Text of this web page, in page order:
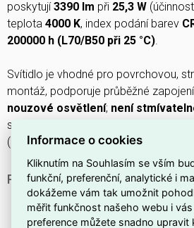
poskytují3390 lm při 25,3 W (účinnost
teplota 4000 K, index podání barev
200000 h (L70/B50 při 25 °C).
Svítidlo je vhodné pro povrchovou,
montáž, podporuje průběžné
nouzové osvětlení; není
světelný senzor a není kompatibilní s
(Google/Alexa/HomeKit).
PROČ SI VYBRAT TOTO
Patří do produktové řadyBELTR
Mábílé těleso, vhodné pro
Informace o cookies
Kliknutím na Souhlasím se vším
funkční, preferenční, analytické i
dokážeme vám tak umožnit
měřit funkčnost našeho webu i
preference můžete snadno upravit